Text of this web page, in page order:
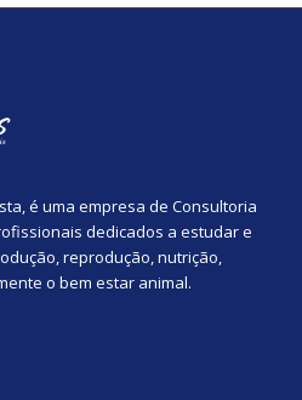
é uma empresa de Consultoria
dedicados a estudar e
reprodução, nutrição,
o bem estar animal.